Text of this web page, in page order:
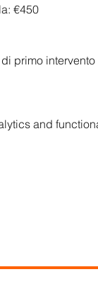
€450
primo intervento
and